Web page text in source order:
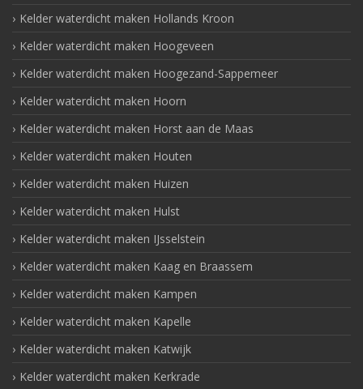
Kelder waterdicht maken Hollands Kroon
Kelder waterdicht maken Hoogeveen
Kelder waterdicht maken Hoogezand-Sappemeer
Kelder waterdicht maken Hoorn
Kelder waterdicht maken Horst aan de Maas
Kelder waterdicht maken Houten
Kelder waterdicht maken Huizen
Kelder waterdicht maken Hulst
Kelder waterdicht maken IJsselstein
Kelder waterdicht maken Kaag en Braassem
Kelder waterdicht maken Kampen
Kelder waterdicht maken Kapelle
Kelder waterdicht maken Katwijk
Kelder waterdicht maken Kerkrade